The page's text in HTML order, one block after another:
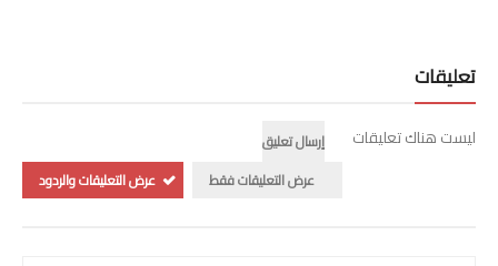
تعليقات
ليست هناك تعليقات
إرسال تعليق
عرض التعليقات فقط
عرض التعليقات والردود